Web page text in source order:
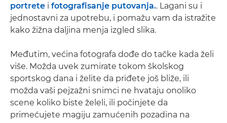
portrete i fotografisanje putovanja.. Lagani su i
jednostavni za upotrebu, i pomažu vam da istražite
kako žižna daljina menja izgled slika.
Međutim, većina fotografa dođe do tačke kada želi
više. Možda uvek zumirate tokom školskog
sportskog dana i želite da priđete još bliže, ili
možda vaši pejzažni snimci ne hvataju onoliko
scene koliko biste želeli, ili počinjete da
primećujete magiju zamućenih pozadina na